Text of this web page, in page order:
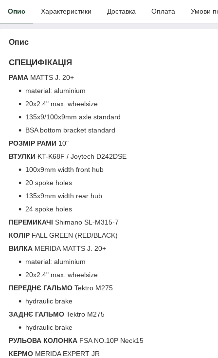
Опис Характеристики Доставка Оплата Умови
Опис
СПЕЦИФІКАЦІЯ
РАМА MATTS J. 20+
material: aluminium
20x2.4" max. wheelsize
135x9/100x9mm axle standard
BSA bottom bracket standard
РОЗМІР РАМИ 10"
ВТУЛКИ KT-K68F / Joytech D242DSE
100x9mm width front hub
20 spoke holes
135x9mm width rear hub
24 spoke holes
ПЕРЕМИКАЧІ Shimano SL-M315-7
КОЛІР FALL GREEN (RED/BLACK)
ВИЛКА MERIDA MATTS J. 20+
material: aluminium
20x2.4" max. wheelsize
ПЕРЕДНЄ ГАЛЬМО Tektro M275
hydraulic brake
ЗАДНЄ ГАЛЬМО Tektro M275
hydraulic brake
РУЛЬОВА КОЛОНКА FSA NO.10P Neck15
КЕРМО MERIDA EXPERT JR